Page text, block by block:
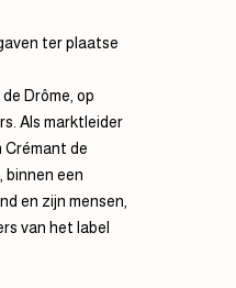
ter plaatse
Drôme, op
Als marktleider
Crémant de
binnen een
en zijn mensen,
van het label